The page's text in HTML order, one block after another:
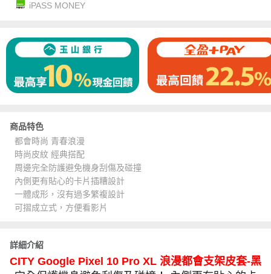
iPASS MONEY
商品特色
都會時尚 青春浪漫
時尚皮紋 經典搭配
周邊完全防護避免機身刮傷及碰撞
內側更有貼心的卡片插糟設計
一體成形，沒有過多繁複設計
可摺成立式，方便看影片
詳細介紹
CITY Google Pixel 10 Pro XL 浪漫都會支架皮套-黑